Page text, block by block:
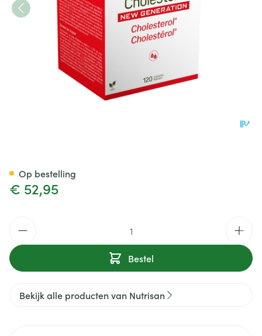
€ 52,95
Bestel
Op bestelling
Bekijk alle producten van Nutrisan